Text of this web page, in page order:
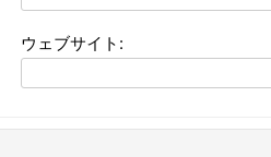
ウェブサイト: